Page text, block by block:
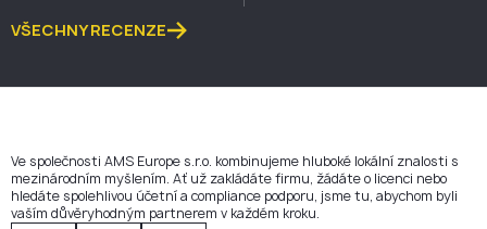
VŠECHNY RECENZE
Ve společnosti AMS Europe s.r.o. kombinujeme hluboké lokální znalosti s
mezinárodním myšlením. Ať už zakládáte firmu, žádáte o licenci nebo
hledáte spolehlivou účetní a compliance podporu, jsme tu, abychom byli
vaším důvěryhodným partnerem v každém kroku.